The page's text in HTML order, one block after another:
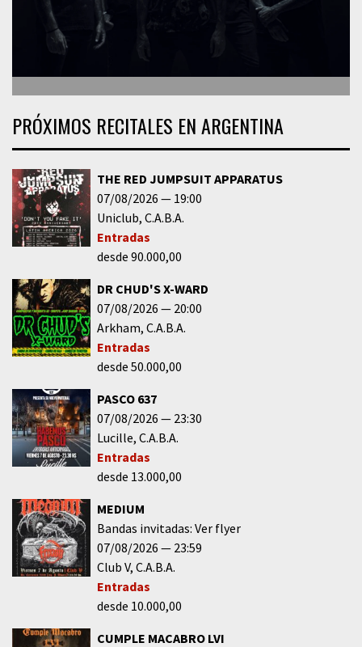
PRÓXIMOS RECITALES EN ARGENTINA
THE RED JUMPSUIT APPARATUS
07/08/2026
19:00
Uniclub C.A.B.A.
Entradas
desde 90.000,00
DR CHUD'S X-WARD
07/08/2026
20:00
Arkham C.A.B.A.
Entradas
desde 50.000,00
PASCO 637
07/08/2026
23:30
Lucille C.A.B.A.
Entradas
desde 13.000,00
MEDIUM
Bandas invitadas: Ver flyer
07/08/2026
23:59
Club V C.A.B.A.
Entradas
desde 10.000,00
CUMPLE MACABRO LVI